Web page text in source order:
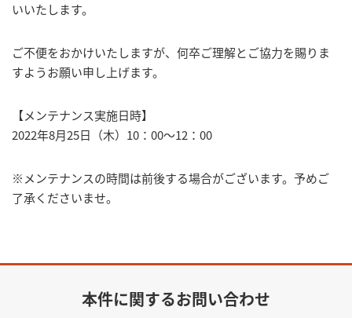
いいたします。
ご不便をおかけいたしますが、何卒ご理解とご協力を賜りま
すようお願い申し上げます。
【メンテナンス実施日時】
2022年8月25日（木）10：00～12：00
※メンテナンスの時間は前後する場合がございます。予めご
了承くださいませ。
本件に関するお問い合わせ